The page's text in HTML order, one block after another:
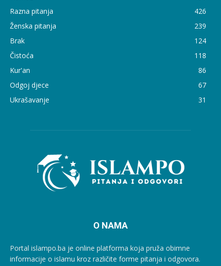
Razna pitanja
426
Ženska pitanja
239
Brak
124
Čistoća
118
Kur'an
86
Odgoj djece
67
Ukrašavanje
31
O NAMA
Portal islampo.ba je online platforma koja pruža obimne
informacije o islamu kroz različite forme pitanja i odgovora.